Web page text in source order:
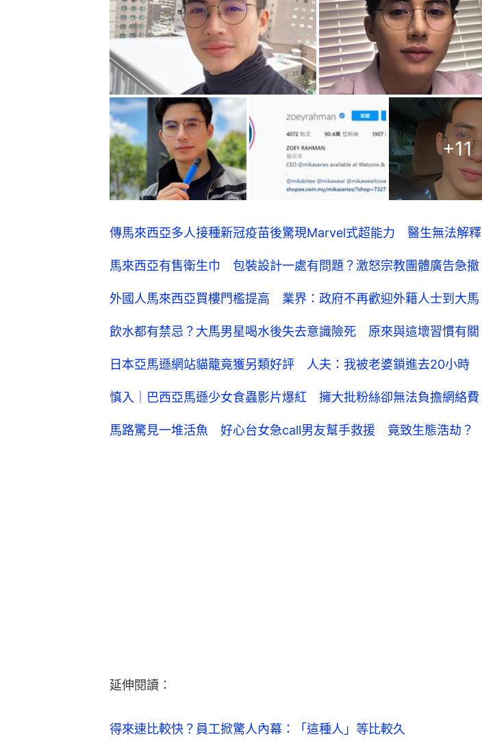
+11
傳馬來西亞多人接種新冠疫苗後驚現Marvel式超能力 醫生無法解釋
馬來西亞有售衛生巾 包裝設計一處有問題？激怒宗教團體廣告急撤
外國人馬來西亞買樓門檻提高 業界：政府不再歡迎外籍人士到大馬
飲水都有禁忌？大馬男星喝水後失去意識險死 原來與這壞習慣有關
日本亞馬遜網站貓籠竟獲另類好評 人夫：我被老婆鎖進去20小時
慎入｜巴西亞馬遜少女食蟲影片爆紅 擁大批粉絲卻無法負擔網絡費
馬路驚見一堆活魚 好心台女急call男友幫手救援 竟致生態浩劫？
延伸閱讀：
得來速比較快？員工掀驚人內幕：「這種人」等比較久